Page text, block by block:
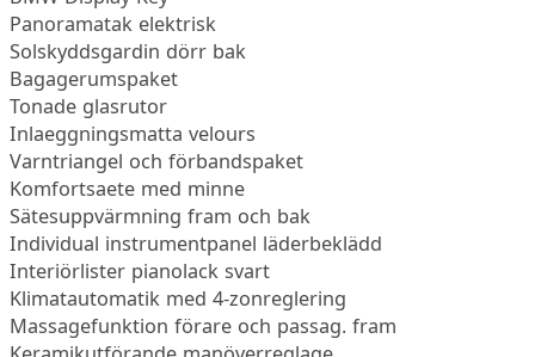
Panoramatak elektrisk
Solskyddsgardin dörr bak
Bagagerumspaket
Tonade glasrutor
Inlaeggningsmatta velours
Varntriangel och förbandspaket
Komfortsaete med minne
Sätesuppvärmning fram och bak
Individual instrumentpanel läderbeklädd
Interiörlister pianolack svart
Klimatautomatik med 4-zonreglering
Massagefunktion förare och passag. fram